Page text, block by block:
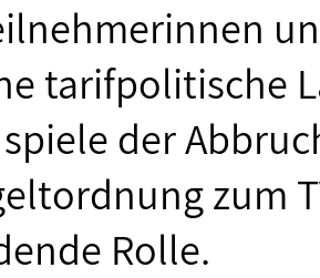
tarifpolitische
der
zum
Rolle.